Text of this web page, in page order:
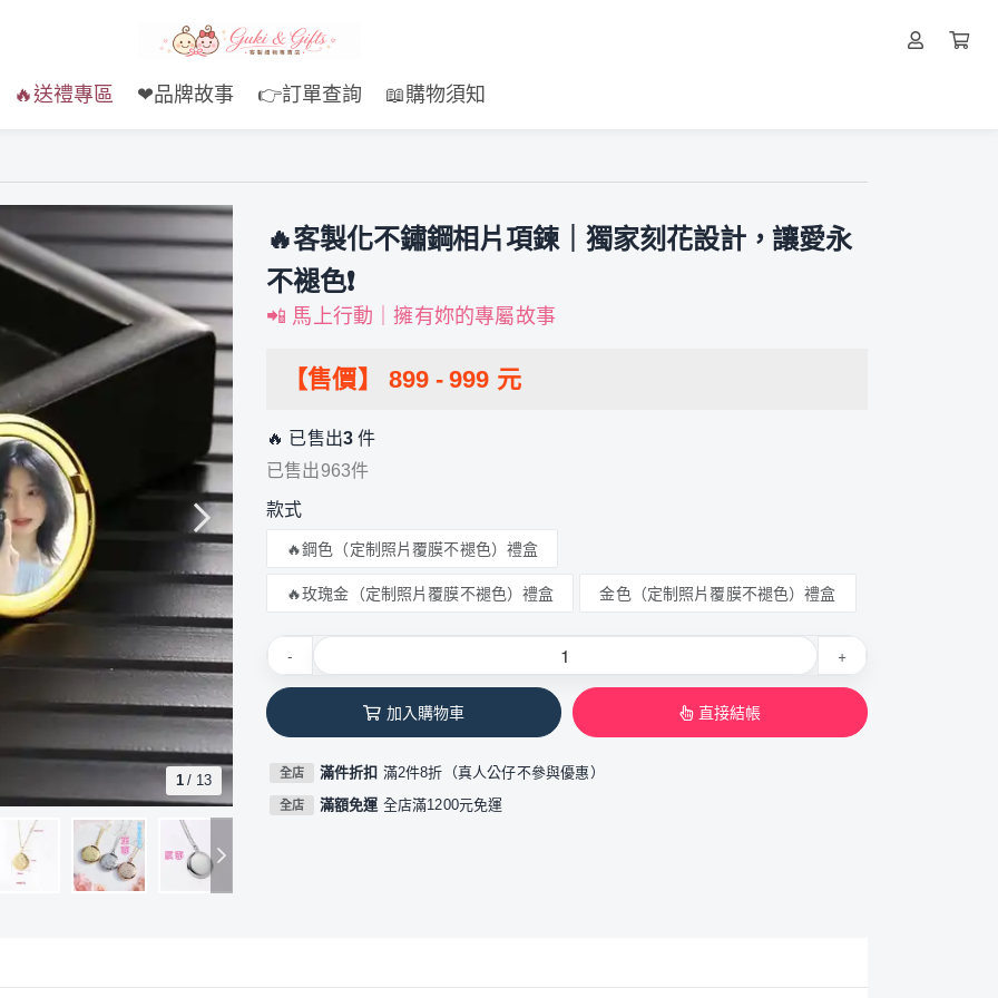
🔥送禮專區 ❤品牌故事 👉訂單查詢 📖購物須知
1 / 13
🔥客製化不鏽鋼相片項鍊｜獨家刻花設計，讓愛永
不褪色❗
📲 馬上行動｜擁有妳的專屬故事
【售價】 899 - 999 元
🔥 已售出3 件
已售出963件
款式
🔥鋼色（定制照片覆膜不褪色）禮盒
🔥玫瑰金（定制照片覆膜不褪色）禮盒
金色（定制照片覆膜不褪色）禮盒
- +
加入購物車 直接結帳
全店 滿件折扣 滿2件8折（真人公仔不參與優惠）
全店 滿額免運 全店滿1200元免運